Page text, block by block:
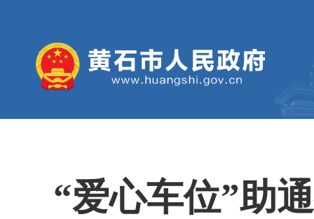
“爱心车位”助